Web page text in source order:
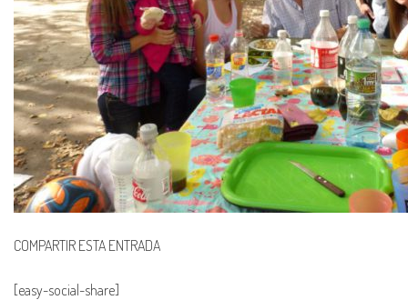
COMPARTIR ESTA ENTRADA
[easy-social-share]